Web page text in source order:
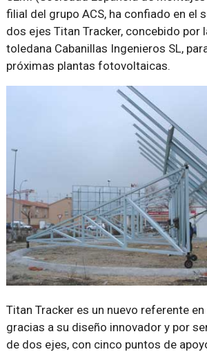
filial del grupo ACS, ha confiado en el
dos ejes Titan Tracker, concebido por
toledana Cabanillas Ingenieros SL,
próximas plantas fotovoltaicas.
Titan Tracker es un nuevo referente
gracias a su diseño innovador y por
de dos ejes, con cinco puntos de